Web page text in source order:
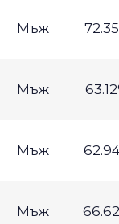
Мъж
Мъж
Мъж
Мъж